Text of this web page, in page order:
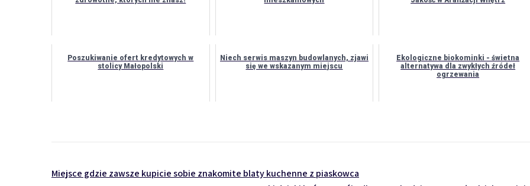
Poszukiwanie ofert kredytowych w
stolicy Małopolski
Niech serwis maszyn budowlanych, zjawi
się we wskazanym miejscu
Ekologiczne biokominki - świetna
alternatywa dla zwykłych źródeł
ogrzewania
Nawigacja
Miejsce gdzie zawsze kupicie sobie znakomite blaty kuchenne z piaskowca